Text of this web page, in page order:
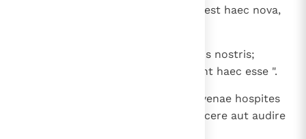
dicentes: " Possumus scire quae est haec nova,
Mira enim quaedam infers auribus nostris;
volumus ergo scire quidnam velint haec esse ".
Athenienses autem omnes et advenae hospites
ad nihil aliud vacabant nisi aut dicere aut audire